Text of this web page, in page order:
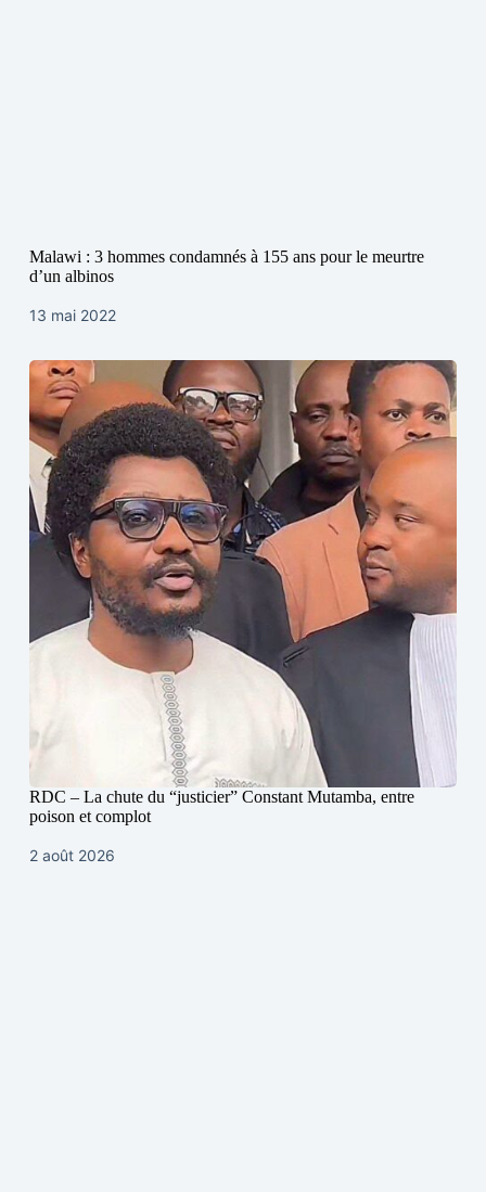
Malawi : 3 hommes condamnés à 155 ans pour le meurtre
d’un albinos
13 mai 2022
RDC – La chute du “justicier” Constant Mutamba, entre
poison et complot
2 août 2026